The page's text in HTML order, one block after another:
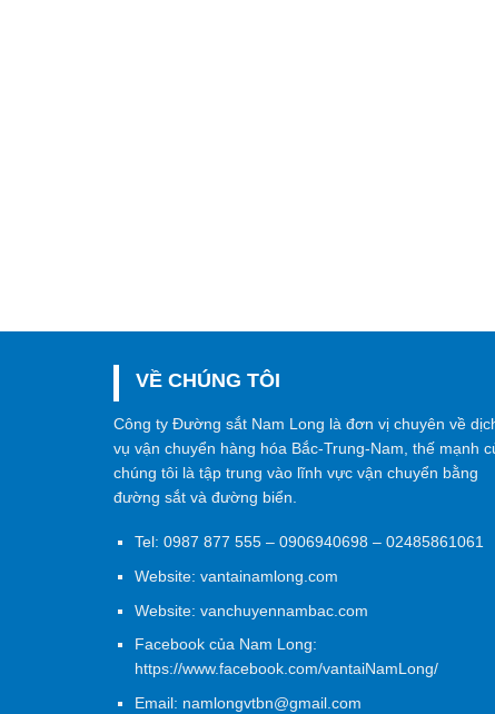
VỀ CHÚNG TÔI
Công ty Đường sắt Nam Long là đơn vị chuyên về
vụ vận chuyển hàng hóa Bắc-Trung-Nam, thế mạnh
chúng tôi là tập trung vào lĩnh vực vận chuyển bằng
đường sắt và đường biển.
Tel: 0987 877 555– 0906940698– 02485861061
Website: vantainamlong.com
Website: vanchuyennambac.com
Facebook của Nam Long:
https://www.facebook.com/vantaiNamLong/
Email: namlongvtbn@gmail.com